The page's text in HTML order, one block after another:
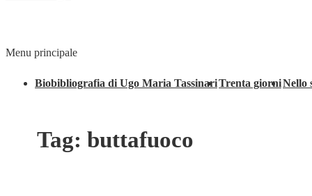
Menu principale
Biobibliografia di Ugo Maria TassinariTrenta giorniNello
Tag: buttafuoco